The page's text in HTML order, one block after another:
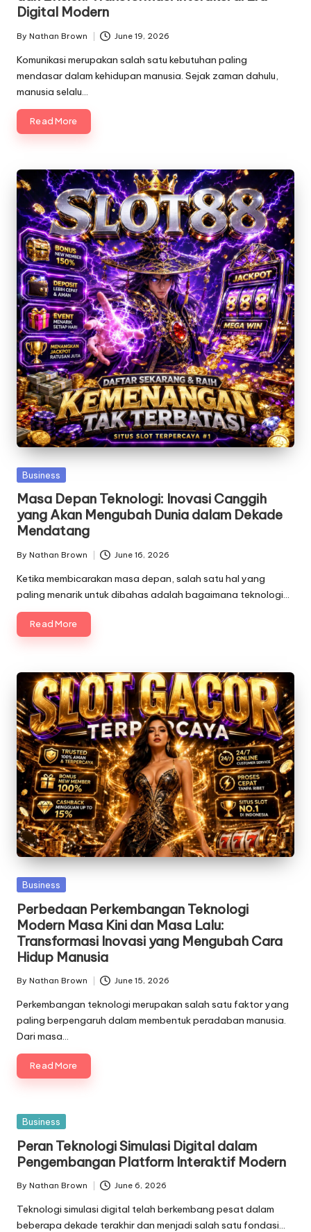
Digital Modern
Posted
by
By Nathan Brown June 19, 2026
Komunikasi merupakan salah satu kebutuhan paling
mendasar dalam kehidupan manusia. Sejak zaman dahulu,
manusia selalu…
Read More
Posted
Business
Masa Depan Teknologi: Inovasi Canggih
yang Akan Mengubah Dunia dalam Dekade
Mendatang
Posted
by
By Nathan Brown June 16, 2026
Ketika membicarakan masa depan, salah satu hal yang
paling menarik untuk dibahas adalah bagaimana teknologi…
Read More
Posted
Business
Perbedaan Perkembangan Teknologi
Modern Masa Kini dan Masa Lalu:
Transformasi Inovasi yang Mengubah Cara
Hidup Manusia
Posted
by
By Nathan Brown June 15, 2026
Perkembangan teknologi merupakan salah satu faktor yang
paling berpengaruh dalam membentuk peradaban manusia.
Dari masa…
Read More
Posted
Business
Peran Teknologi Simulasi Digital dalam
Pengembangan Platform Interaktif Modern
Posted
by
By Nathan Brown June 6, 2026
Teknologi simulasi digital telah berkembang pesat dalam
beberapa dekade terakhir dan menjadi salah satu fondasi…